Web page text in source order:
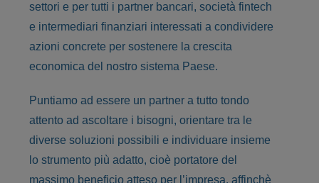
settori e per tutti i partner bancari, società fintech
e intermediari finanziari interessati a condividere
azioni concrete per sostenere la crescita
economica del nostro sistema Paese.
Puntiamo ad essere un partner a tutto tondo
attento ad ascoltare i bisogni, orientare tra le
diverse soluzioni possibili e individuare insieme
lo strumento più adatto, cioè portatore del
massimo beneficio atteso per l’impresa, affinchè